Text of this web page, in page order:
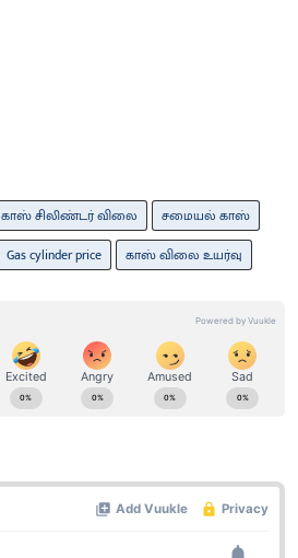
காஸ் சிலிண்டர் விலை
சமையல் காஸ்
Gas cylinder price காஸ் விலை உயர்வு